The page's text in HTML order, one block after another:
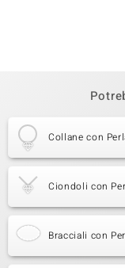
Collane con
Ciondoli con
Bracciali con